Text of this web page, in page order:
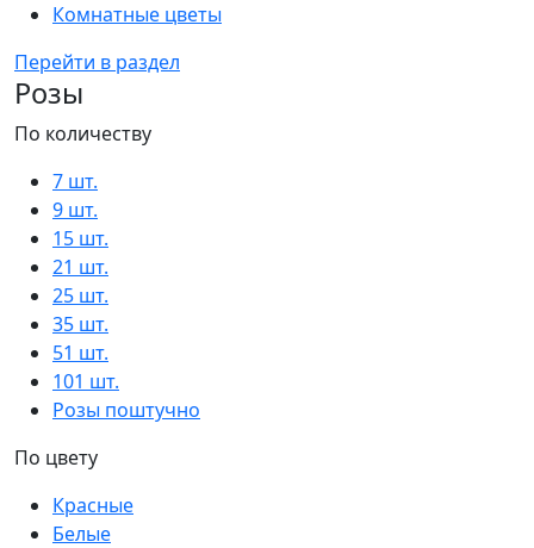
Комнатные цветы
Перейти в раздел
Розы
По количеству
7 шт.
9 шт.
15 шт.
21 шт.
25 шт.
35 шт.
51 шт.
101 шт.
Розы поштучно
По цвету
Красные
Белые